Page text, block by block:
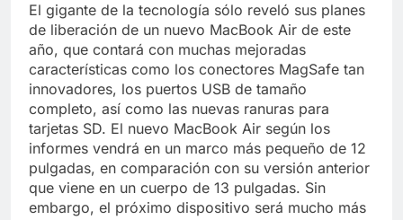
El gigante de la tecnología sólo reveló sus planes
de liberación de un nuevo MacBook Air de este
año, que contará con muchas mejoradas
características como los conectores MagSafe tan
innovadores, los puertos USB de tamaño
completo, así como las nuevas ranuras para
tarjetas SD. El nuevo MacBook Air según los
informes vendrá en un marco más pequeño de 12
pulgadas, en comparación con su versión anterior
que viene en un cuerpo de 13 pulgadas. Sin
embargo, el próximo dispositivo será mucho más